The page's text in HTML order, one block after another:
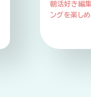
朝活好き編
ングを楽し